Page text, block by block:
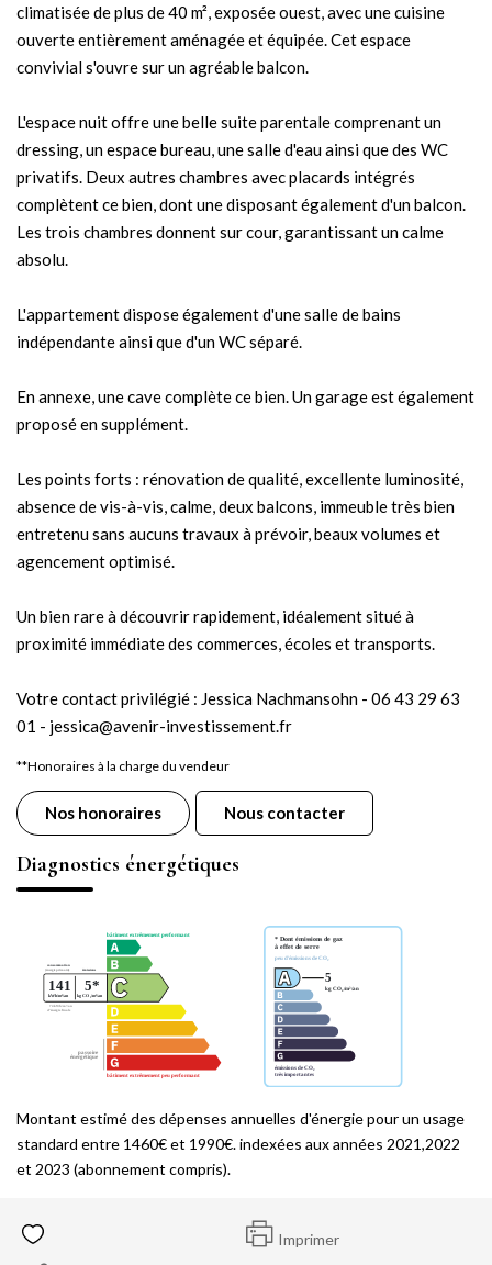
climatisée de plus de 40 m², exposée ouest, avec une cuisine
ouverte entièrement aménagée et équipée. Cet espace
convivial s'ouvre sur un agréable balcon.
L'espace nuit offre une belle suite parentale comprenant un
dressing, un espace bureau, une salle d'eau ainsi que des WC
privatifs. Deux autres chambres avec placards intégrés
complètent ce bien, dont une disposant également d'un balcon.
Les trois chambres donnent sur cour, garantissant un calme
absolu.
L'appartement dispose également d'une salle de bains
indépendante ainsi que d'un WC séparé.
En annexe, une cave complète ce bien. Un garage est également
proposé en supplément.
Les points forts : rénovation de qualité, excellente luminosité,
absence de vis-à-vis, calme, deux balcons, immeuble très bien
entretenu sans aucuns travaux à prévoir, beaux volumes et
agencement optimisé.
Un bien rare à découvrir rapidement, idéalement situé à
proximité immédiate des commerces, écoles et transports.
Votre contact privilégié : Jessica Nachmansohn - 06 43 29 63
01 - jessica@avenir-investissement.fr
**Honoraires à la charge du vendeur
Nos honoraires Nous contacter
Diagnostics énergétiques
Montant estimé des dépenses annuelles d'énergie pour un usage
standard entre 1460€ et 1990€. indexées aux années 2021,2022
et 2023 (abonnement compris).
Imprimer